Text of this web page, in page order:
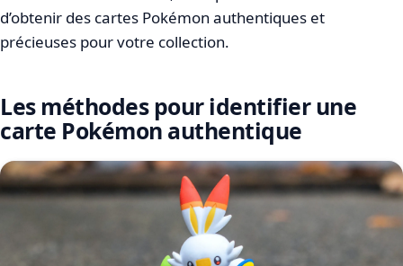
d’obtenir des cartes Pokémon authentiques et
précieuses pour votre collection.
Les méthodes pour identifier une
carte Pokémon authentique